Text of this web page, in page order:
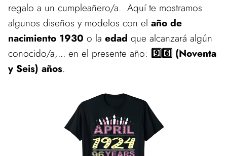
regalo a un cumpleañero/a. Aquí te mostramos
algunos diseños y modelos con el año de
nacimiento 1930 o la edad que alcanzará algún
conocido/a,... en el presente año: 9️⃣6️⃣ (Noventa
y Seis) años.